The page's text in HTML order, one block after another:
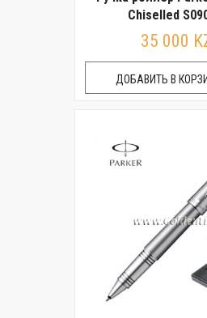
Chiselled
35 000
ДОБАВИТЬ В